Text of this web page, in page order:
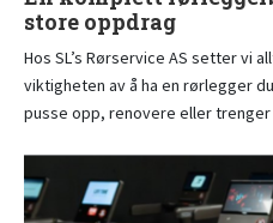
store oppdrag
Hos SL’s Rørservice AS setter vi
viktigheten av å ha en rørlegger
pusse opp, renovere eller trenger